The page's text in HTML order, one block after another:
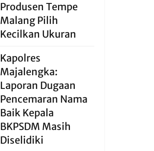
Produsen Tempe
Malang Pilih
Kecilkan Ukuran
Kapolres
Majalengka:
Laporan Dugaan
Pencemaran Nama
Baik Kepala
BKPSDM Masih
Diselidiki